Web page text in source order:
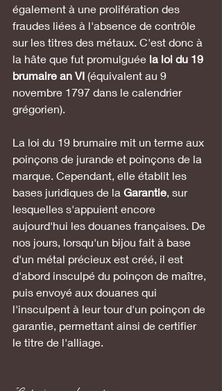
également à une prolifération des
fraudes liées à l'absence de contrôle
sur les titres des métaux. C'est donc à
la hâte que fut promulguée la loi du 19
brumaire an VI (équivalent au 9
novembre 1797 dans le calendrier
grégorien).
La loi du 19 brumaire mit un terme aux
poinçons de jurande et poinçons de la
marque. Cependant, elle établit les
bases juridiques de la Garantie, sur
lesquelles s'appuient encore
aujourd'hui les douanes françaises. De
nos jours, lorsqu'un bijou fait à base
d'un métal précieux est créé, il est
d'abord insculpé du poinçon de maître,
puis envoyé aux douanes qui
l'insculpent à leur tour d'un poinçon de
garantie, permettant ainsi de certifier
le titre de l'alliage.